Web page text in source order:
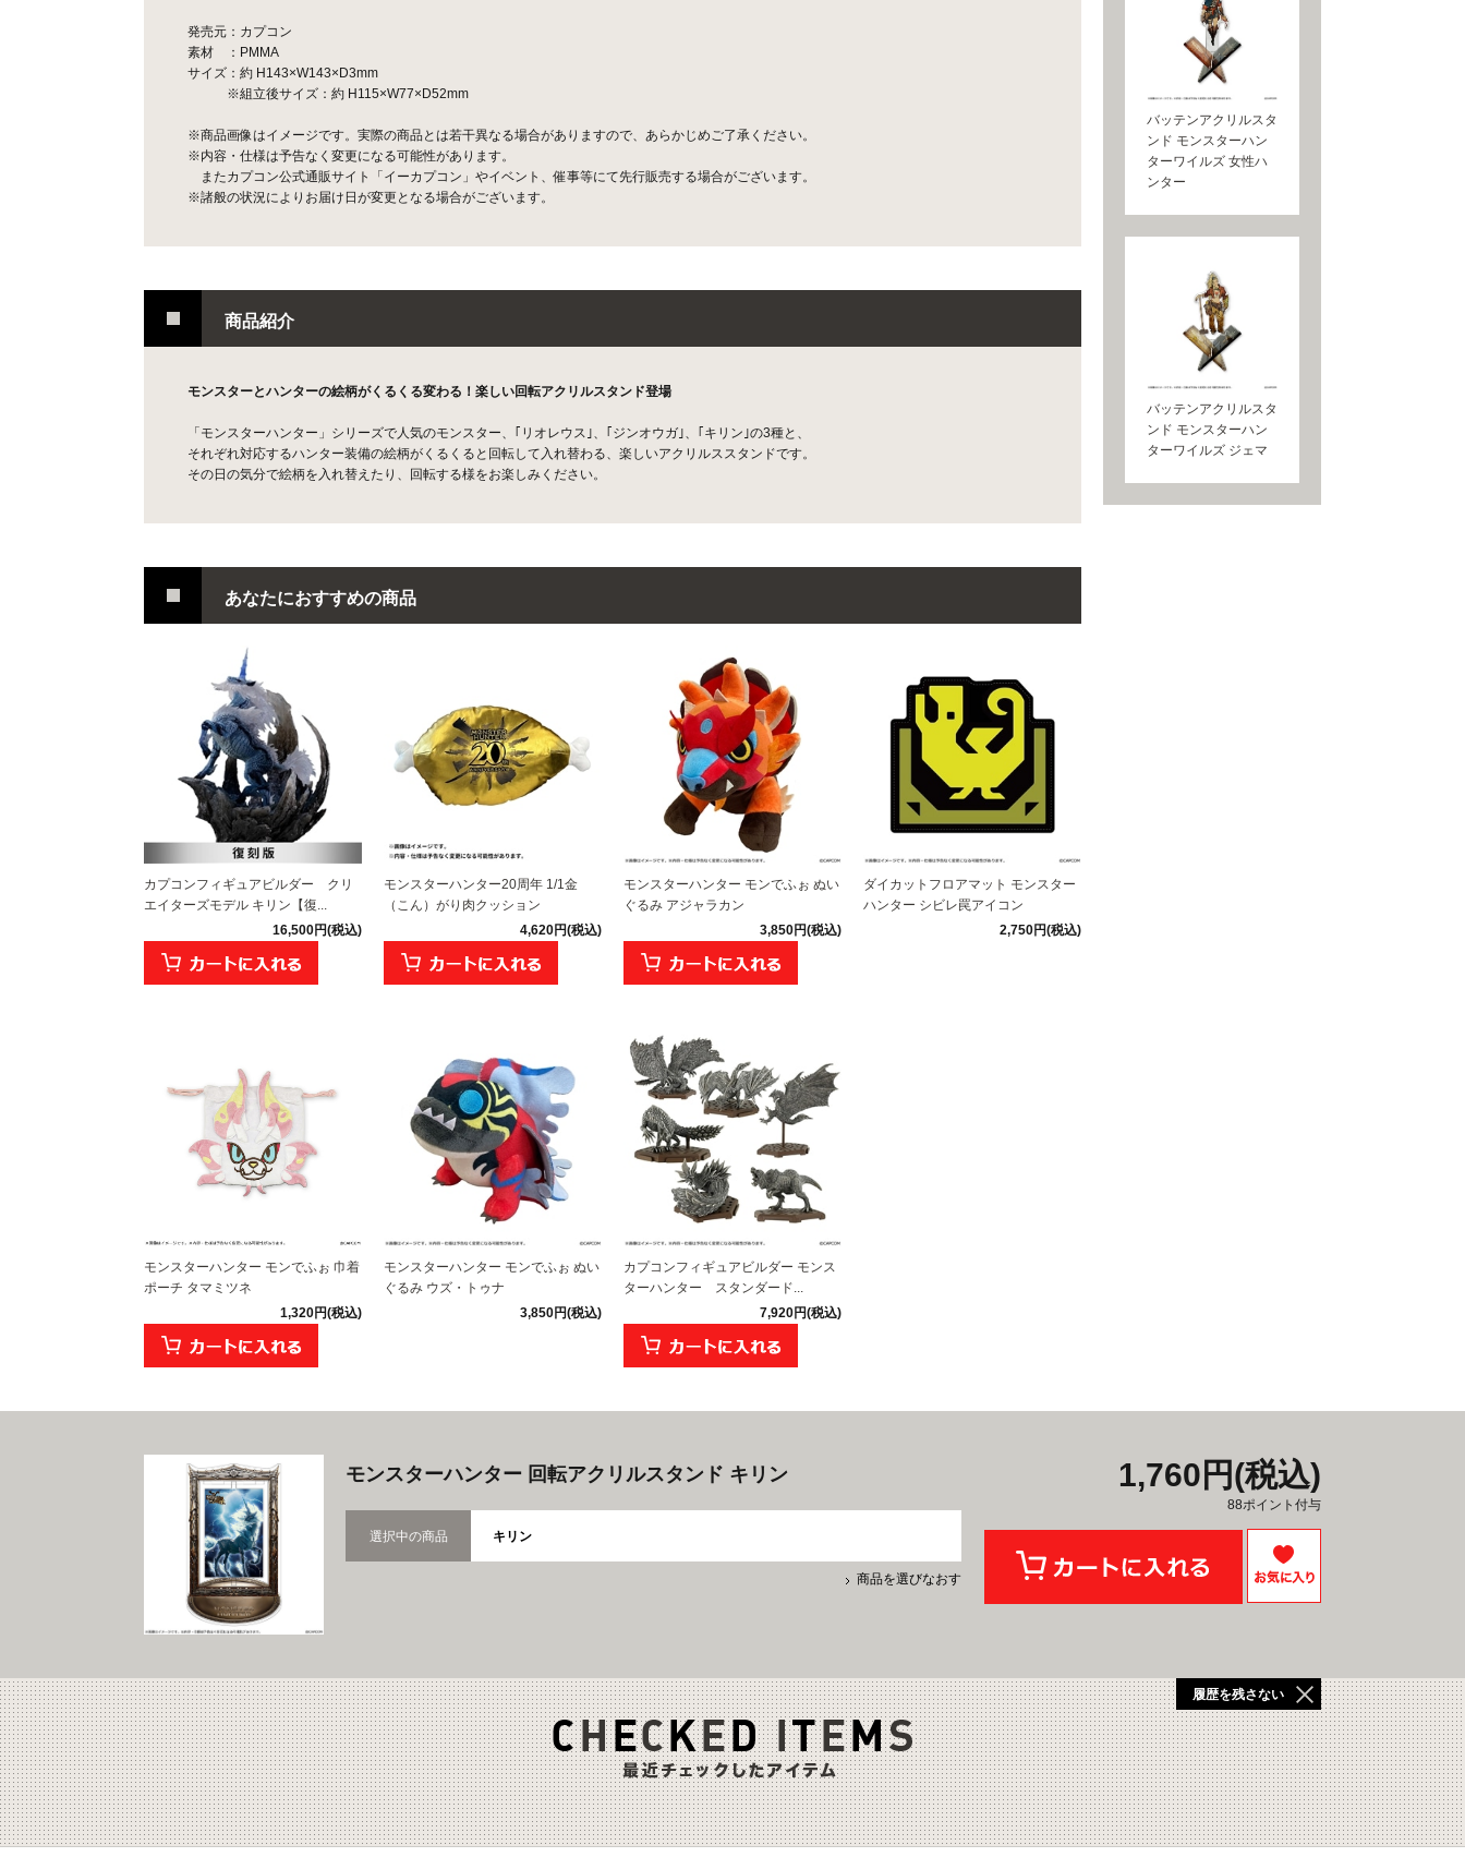
発売元：カプコン
素材 ：PMMA
サイズ：約 H143×W143×D3mm
※組立後サイズ：約 H115×W77×D52mm
※商品画像はイメージです。実際の商品とは若干異なる場合がありますので、あらかじめご了承ください。
※内容・仕様は予告なく変更になる可能性があります。
またカプコン公式通販サイト「イーカプコン」やイベント、催事等にて先行販売する場合がございます。
※諸般の状況によりお届け日が変更となる場合がございます。
商品紹介
モンスターとハンターの絵柄がくるくる変わる！楽しい回転アクリルスタンド登場
「モンスターハンター」シリーズで人気のモンスター、｢リオレウス｣、｢ジンオウガ｣、｢キリン｣の3種と、
それぞれ対応するハンター装備の絵柄がくるくると回転して入れ替わる、楽しいアクリルススタンドです。
その日の気分で絵柄を入れ替えたり、回転する様をお楽しみください。
あなたにおすすめの商品
カプコンフィギュアビルダー クリ
エイターズモデル キリン【復...
16,500円(税込)
モンスターハンター20周年 1/1金
（こん）がり肉クッション
4,620円(税込)
モンスターハンター モンでふぉ ぬい
ぐるみ アジャラカン
3,850円(税込)
ダイカットフロアマット モンスター
ハンター シビレ罠アイコン
2,750円(税込)
モンスターハンター モンでふぉ 巾着
ポーチ タマミツネ
1,320円(税込)
モンスターハンター モンでふぉ ぬい
ぐるみ ウズ・トゥナ
3,850円(税込)
カプコンフィギュアビルダー モンス
ターハンター スタンダード...
7,920円(税込)
バッテンアクリルスタ
ンド モンスターハン
ターワイルズ 女性ハ
ンター
バッテンアクリルスタ
ンド モンスターハン
ターワイルズ ジェマ
モンスターハンター 回転アクリルスタンド キリン
選択中の商品 キリン
商品を選びなおす
1,760円(税込)
88ポイント付与
履歴を残さない